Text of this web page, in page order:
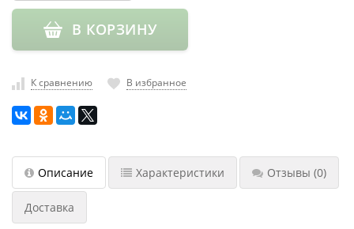
Фрезы и
насадки
Хранение
В КОРЗИНУ
К сравнению В избранное
Описание Характеристики Отзывы (0)
Доставка